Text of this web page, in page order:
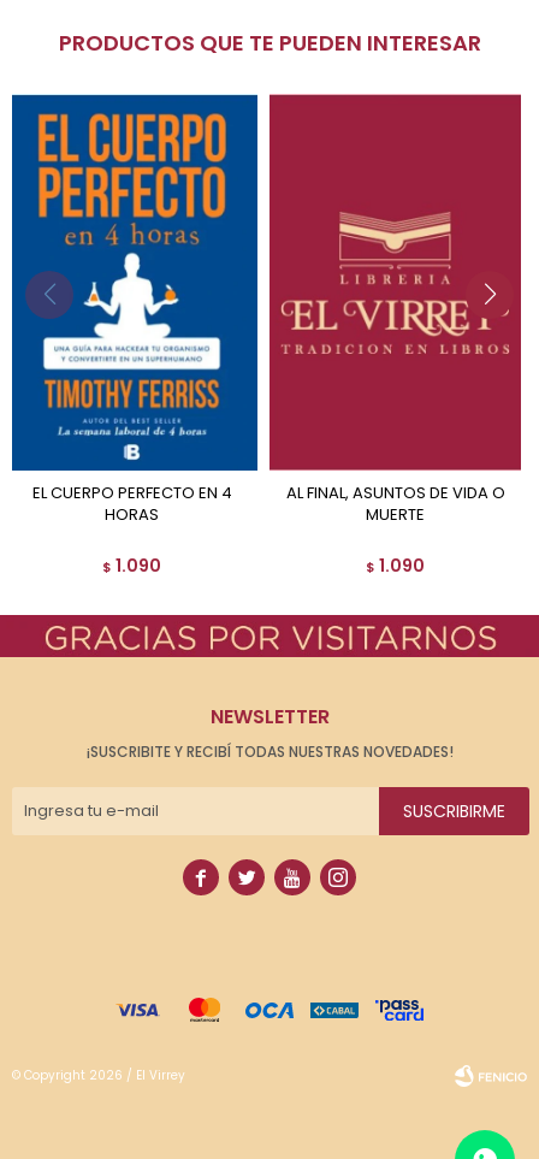
PRODUCTOS QUE TE PUEDEN INTERESAR
EL CUERPO PERFECTO EN 4
HORAS
$ 1.090
AL FINAL, ASUNTOS DE VIDA O
MUERTE
$ 1.090
NEWSLETTER
¡SUSCRIBITE Y RECIBÍ TODAS NUESTRAS NOVEDADES!
SUSCRIBIRME
   
© Copyright 2026 / El Virrey